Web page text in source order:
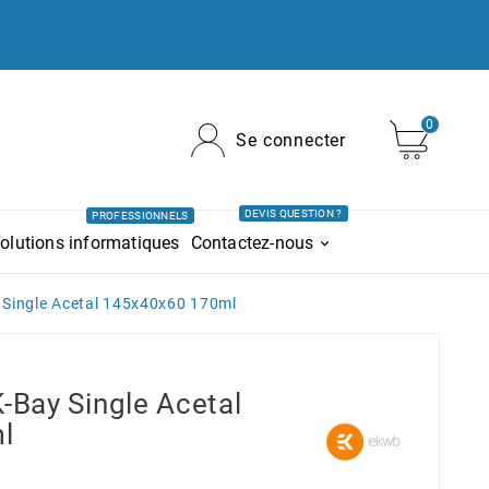
Se connecter
0
informatiques
PROFESSIONNELS
Contactez-nous
DEVIS QUESTION ?
Single Acetal 145x40x60 170ml
Bay Single Acetal